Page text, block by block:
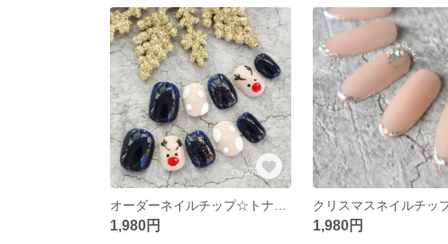
1,980円 1,980円